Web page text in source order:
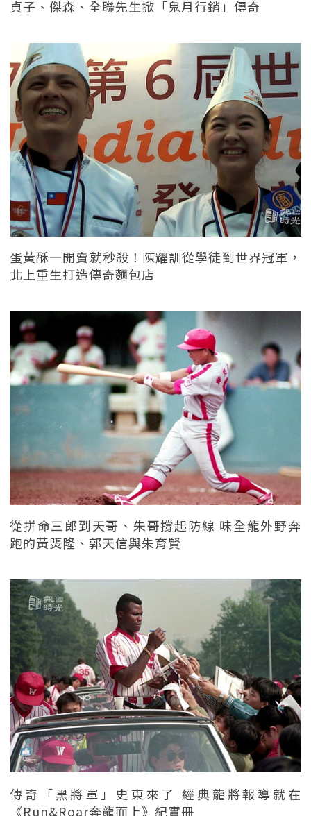
貞子、傑森、全聯先生掀「鬼月行銷」傳奇
蛋黃酥一開賣就秒殺！陳耀訓從學徒到世界冠軍，
北上重生打造傳奇麵包店
從拼命三郎到天哥、朱哥撐起防線 味全龍外野奔
跑的黃煚隆、郭天信與朱育賢
傳奇「黑將軍」史東來了 經典龍將報導就在
《Run&Roar奔龍而上》紀實冊